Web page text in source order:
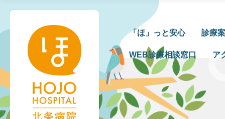
「ほ」っと安心 診療
WEB診療相談窓口 ア